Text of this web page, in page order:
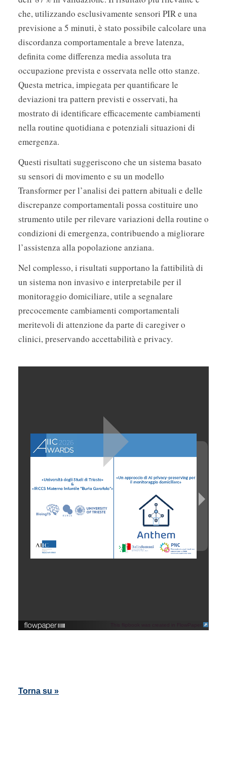
che, utilizzando esclusivamente sensori PIR e una
previsione a 5 minuti, è stato possibile calcolare una
discordanza comportamentale a breve latenza,
definita come differenza media assoluta tra
occupazione prevista e osservata nelle otto stanze.
Questa metrica, impiegata per quantificare le
deviazioni tra pattern previsti e osservati, ha
mostrato di identificare efficacemente cambiamenti
nella routine quotidiana e potenziali situazioni di
emergenza.
Questi risultati suggeriscono che un sistema basato
su sensori di movimento e su un modello
Transformer per l’analisi dei pattern abituali e delle
discrepanze comportamentali possa costituire uno
strumento utile per rilevare variazioni della routine o
condizioni di emergenza, contribuendo a migliorare
l’assistenza alla popolazione anziana.
Nel complesso, i risultati supportano la fattibilità di
un sistema non invasivo e interpretabile per il
monitoraggio domiciliare, utile a segnalare
precocemente cambiamenti comportamentali
meritevoli di attenzione da parte di caregiver o
clinici, preservando accettabilità e privacy.
Torna su »